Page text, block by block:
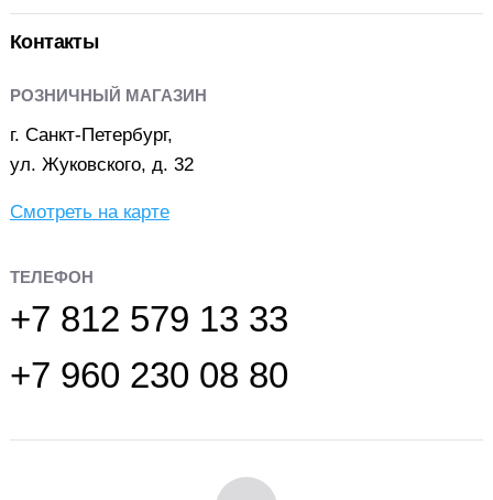
Контакты
РОЗНИЧНЫЙ МАГАЗИН
г. Санкт-Петербург,
ул. Жуковского, д. 32
Смотреть на карте
ТЕЛЕФОН
+7 812 579 13 33
+7 960 230 08 80